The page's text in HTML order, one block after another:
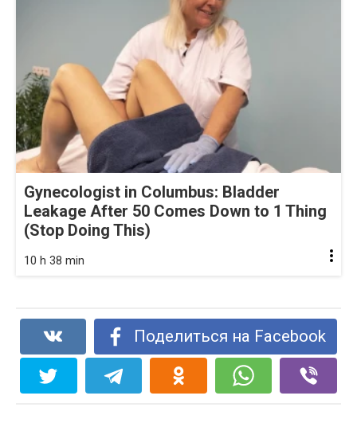
Gynecologist in Columbus: Bladder
Leakage After 50 Comes Down to 1 Thing
(Stop Doing This)
10 h 38 min
Поделиться на Facebook